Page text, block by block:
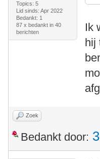
Topics: 5
Lid sinds: Apr 2022
Bedankt: 1
87 x bedankt in 40
berichten
Ik
hij
Zoek
Bedankt door: